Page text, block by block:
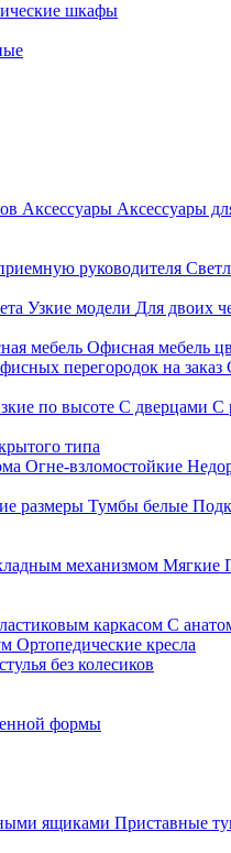
шкафы
Аксессуары Аксессуары
руководителя
Узкие модели Для двоих
мебель Офисная мебель
перегородок на заказ
по высоте С дверцами С
типа
Огне-взломостойкие
размеры Тумбы белые
механизмом Мягкие
каркасом С
Ортопедические кресла
без колесиков
формы
ящиками Приставные